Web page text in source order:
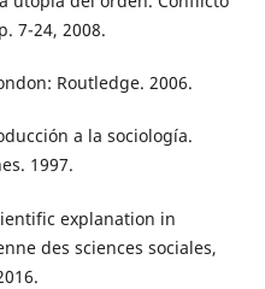
7-24, 2008.
Routledge. 2006.
a la sociología.
1997.
explanation in
des sciences sociales,